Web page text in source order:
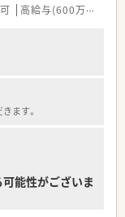
リア長を配置。その
求められる薬局」
な推進や地域連携薬
応した薬局づくり
心して調剤業務がで
が、他店舗での勤務
も対応しています。
し、評価に基づく公
高給与(600万円以上)
ます。
能性がございま